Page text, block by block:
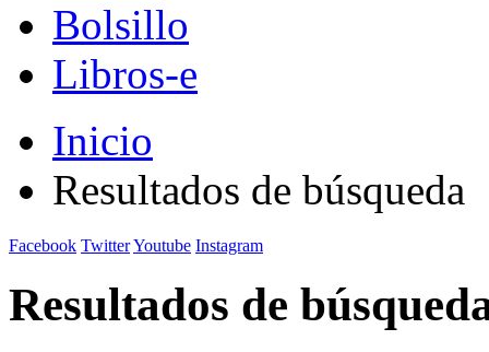
Bolsillo
Libros-e
Inicio
Resultados de búsqueda
Facebook TwitterYoutube Instagram
Resultados de